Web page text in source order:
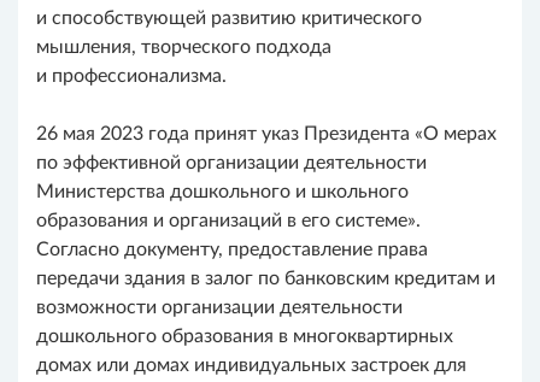
и способствующей развитию критического
мышления, творческого подхода
и профессионализма.
26 мая 2023 года принят указ Президента «О мерах
по эффективной организации деятельности
Министерства дошкольного и школьного
образования и организаций в его системе».
Согласно документу, предоставление права
передачи здания в залог по банковским кредитам и
возможности организации деятельности
дошкольного образования в многоквартирных
домах или домах индивидуальных застроек для